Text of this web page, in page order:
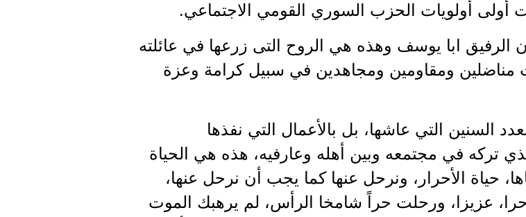
أولى أولويات الحزب السوري القومي الاجتماعي.
ابا يوسف وهذه هي الروح التى زرعها في عائلته
مناضلين ومقاومين ومجاهدين في سبيل كرامة وعزة
السنين التي عاشها، بل بالأعمال التي نفذها
تركه في مجتمعه وبين أهله وعارفيه، هذه هي الحياة
حياة الأحرار، ونرحل عنها كما يجب أن نرحل عنها،
عزيزا، ورحلت حراً شامخا الرأس، لم يرهبك الموت